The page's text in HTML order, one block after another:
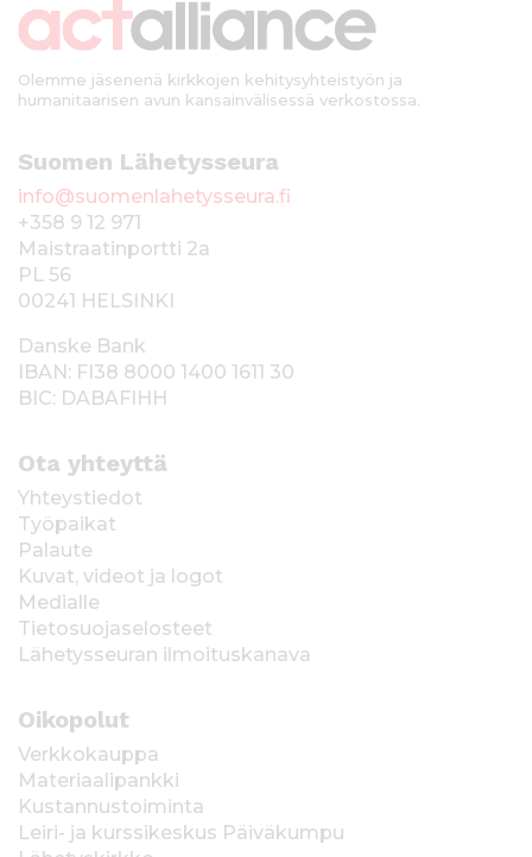
Olemme jäsenenä kirkkojen kehitysyhteistyön ja
humanitaarisen avun kansainvälisessä verkostossa.
Suomen Lähetysseura
info@suomenlahetysseura.fi
+358 9 12 971
Maistraatinportti 2a
PL 56
00241 HELSINKI
Danske Bank
IBAN: FI38 8000 1400 1611 30
BIC: DABAFIHH
Ota yhteyttä
Yhteystiedot
Työpaikat
Palaute
Kuvat, videot ja logot
Medialle
Tietosuojaselosteet
Lähetysseuran ilmoituskanava
Oikopolut
Verkkokauppa
Materiaalipankki
Kustannustoiminta
Leiri- ja kurssikeskus Päiväkumpu